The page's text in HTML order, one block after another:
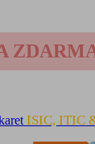
ISIC, ITIC